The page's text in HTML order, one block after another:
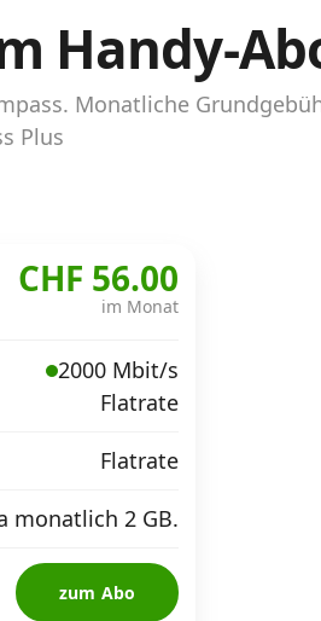
Handy-
Monatliche
Plus
CHF 56.00
im Monat
2000 Mbit/s
Flatrate
Flatrate
monatlich 2 GB.
zum Abo